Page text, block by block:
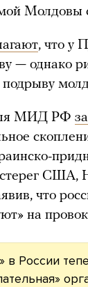
Молдовы
, что у
— однако
МИД РФ
США,
что
на
в России